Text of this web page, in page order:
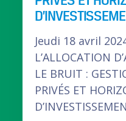
Jeudi 18 avril
L’ALLOCATION
LE BRUIT :
PRIVÉS ET